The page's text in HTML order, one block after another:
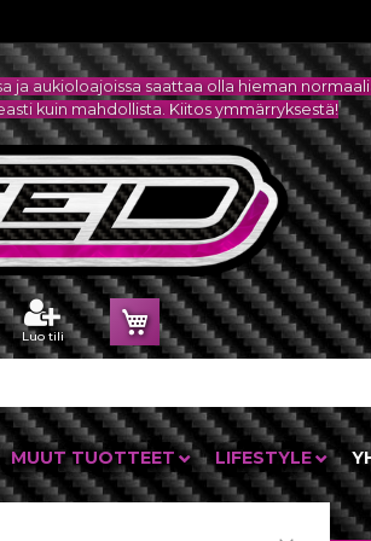
Ostoskori
Luo tili
ja aukioloajoissa saattaa olla hieman
kuin mahdollista. Kiitos ymmärryksestä!
MUUT TUOTTEET LIFESTYLE